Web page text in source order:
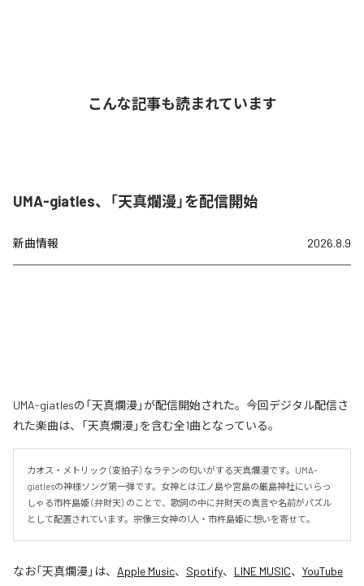
こんな記事も読まれています
UMA-giatles、「天真爛漫」を配信開始
新曲情報 2026.8.9
UMA-giatlesの「天真爛漫」が配信開始された。今回デジタル配信さ
れた楽曲は、「天真爛漫」を含む全1曲となっている。
カオス・メトリック（変拍子）なラテンの匂いがする天真爛漫です。UMA-
giatlesの神様ソング第一弾です。女神とは江ノ島や宮島の厳島神社にいらっ
しゃる市杵島姫（弁財天）のことで、歌詞の中に弁財天の真言や名前がパズル
として配置されています。宗像三女神の1人・市杵島姫に想いを寄せて。
なお「天真爛漫 」は、 Apple Music、 Spotify、 LINE MUSIC、 YouTube